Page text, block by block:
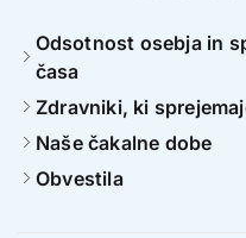
Odsotnost osebja in
časa
Zdravniki, ki
Naše čakalne dobe
Obvestila